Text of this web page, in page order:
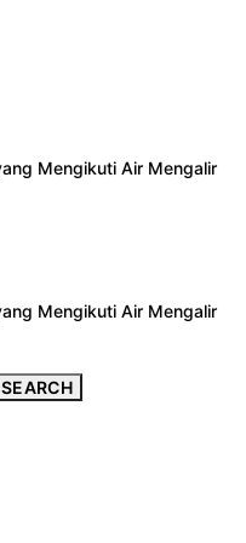
Mengikuti Air Mengalir
Mengikuti Air Mengalir
SEARCH